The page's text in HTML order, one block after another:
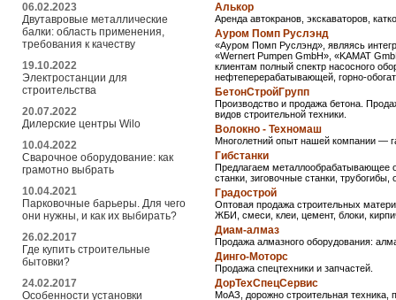
06.02.2023
Двутавровые металлические
балки: область применения,
требования к качеству
19.10.2022
Электростанции для
строительства
20.07.2022
Дилерские центры Wilo
10.04.2022
Сварочное оборудование: как
грамотно выбрать
10.04.2021
Парковочные барьеры. Для чего
они нужны, и как их выбирать?
26.02.2017
Где купить строительные
бытовки?
24.02.2017
Особенности установки
Алькор
Аренда автокранов, экскаваторов,
Ауром Помп Руслэнд
«Ауром Помп Руслэнд», являясь
«Wernert Pumpen GmbH», «KAMAT
клиентам полный спектр насосного
нефтеперерабатывающей, горно-
БетонСтройГрупп
Производство и продажа бетона.
видов строительной техники.
Волокно - Техномаш
Многолетний опыт нашей компании —
Гибстанки
Предлагаем металлообрабатывающее
станки, зиговочные станки,
Градострой
Оптовая продажа строительных
ЖБИ, смеси, клеи, цемент, блоки,
Диам-алмаз
Продажа алмазного оборудования:
Динго-Моторс
Продажа спецтехники и запчастей.
ДорТехСпецСервис
МоАЗ, дорожно строительная техника,